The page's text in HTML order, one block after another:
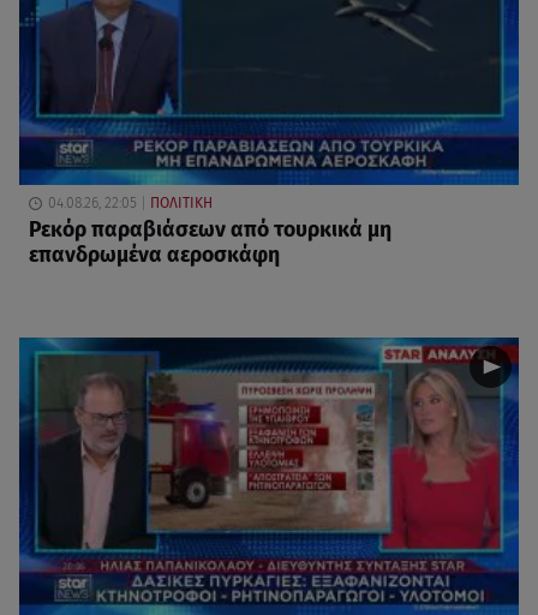
04.08.26, 22:05 ΠΟΛΙΤΙΚΗ
Ρεκόρ παραβιάσεων από τουρκικά μη
επανδρωμένα αεροσκάφη